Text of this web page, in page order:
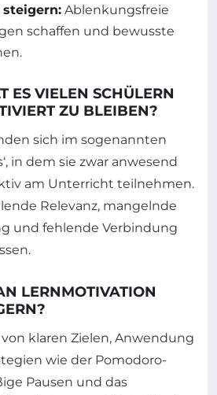
Ablenkungsfreie
schaffen und bewusste
ES VIELEN SCHÜLERN
ZU BLEIBEN?
sich im sogenannten
in dem sie zwar anwesend
am Unterricht teilnehmen.
Relevanz, mangelnde
und fehlende Verbindung
LERNMOTIVATION
klaren Zielen, Anwendung
wie der Pomodoro-
Pausen und das